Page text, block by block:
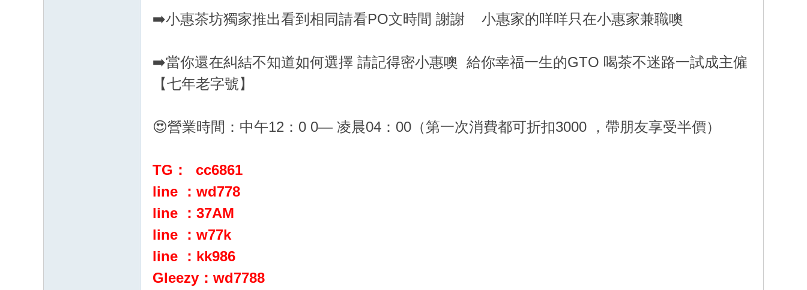
➡️小惠茶坊獨家推出看到相同請看PO文時間 謝謝 小惠家的咩咩只在小惠家兼職噢
➡️當你還在糾結不知道如何選擇 請記得密小惠噢 給你幸福一生的GTO 喝茶不迷路一試成主僱
【七年老字號】
😍營業時間：中午12：0 0— 凌晨04：00（第一次消費都可折扣3000 ，帶朋友享受半價）
TG： cc6861
line ：wd778
line
：37AM
line
：w77k
line
：kk986
Gleezy：wd7788